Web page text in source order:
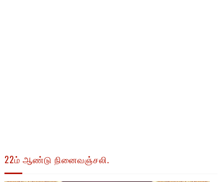
22ம் ஆண்டு நினைவஞ்சலி.